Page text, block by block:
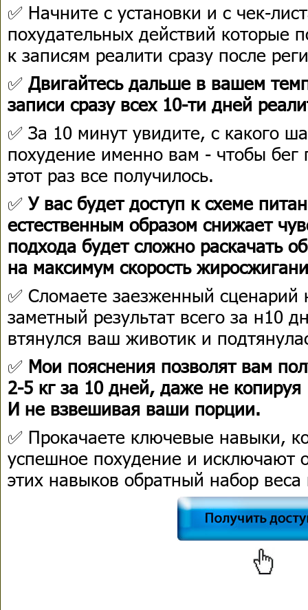
✅ Начните с установки и с чек-
похудательных действий которые
к записям реалити сразу после
✅ Двигайтесь дальше в вашем
записи сразу всех 10-ти дней
✅ За 10 минут увидите, с какого
похудение именно вам - чтобы бег
этот раз все получилось.
✅ У вас будет доступ к схеме
естественным образом снижает
подхода будет сложно раскачать
на максимум скорость
✅ Сломаете заезженный сценарий
заметный результат всего за н10
втянулся ваш животик и
✅ Мои пояснения позволят вам
2-5 кг за 10 дней, даже не
И не взвешивая ваши порции.
✅ Прокачаете ключевые навыки,
успешное похудение и исключают
этих навыков обратный набор